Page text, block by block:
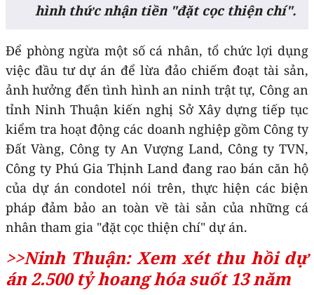
hình thức nhận tiền "đặt cọc thiện chí".
Để phòng ngừa một số cá nhân, tổ chức lợi dụng
việc đầu tư dự án để lừa đảo chiếm đoạt tài sản,
ảnh hưởng đến tình hình an ninh trật tự, Công an
tỉnh Ninh Thuận kiến nghị Sở Xây dựng tiếp tục
kiểm tra hoạt động các doanh nghiệp gồm Công ty
Đất Vàng, Công ty An Vượng Land, Công ty TVN,
Công ty Phú Gia Thịnh Land đang rao bán căn hộ
của dự án condotel nói trên, thực hiện các biện
pháp đảm bảo an toàn về tài sản của những cá
nhân tham gia "đặt cọc thiện chí" dự án.
>>Ninh Thuận: Xem xét thu hồi dự
án 2.500 tỷ hoang hóa suốt 13 năm